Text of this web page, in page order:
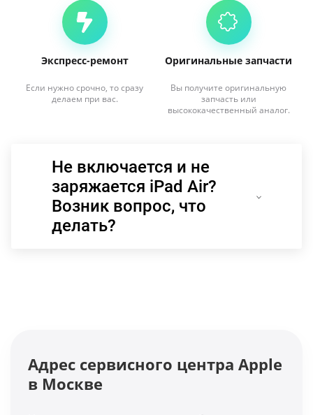
Экспресс-ремонт
Если нужно срочно, то сразу
делаем при вас.
Оригинальные запчасти
Вы получите оригинальную
запчасть или
высококачественный аналог.
Не включается и не
заряжается iPad Air?
Возник вопрос, что
делать?
Адрес сервисного центра Apple
в Москве